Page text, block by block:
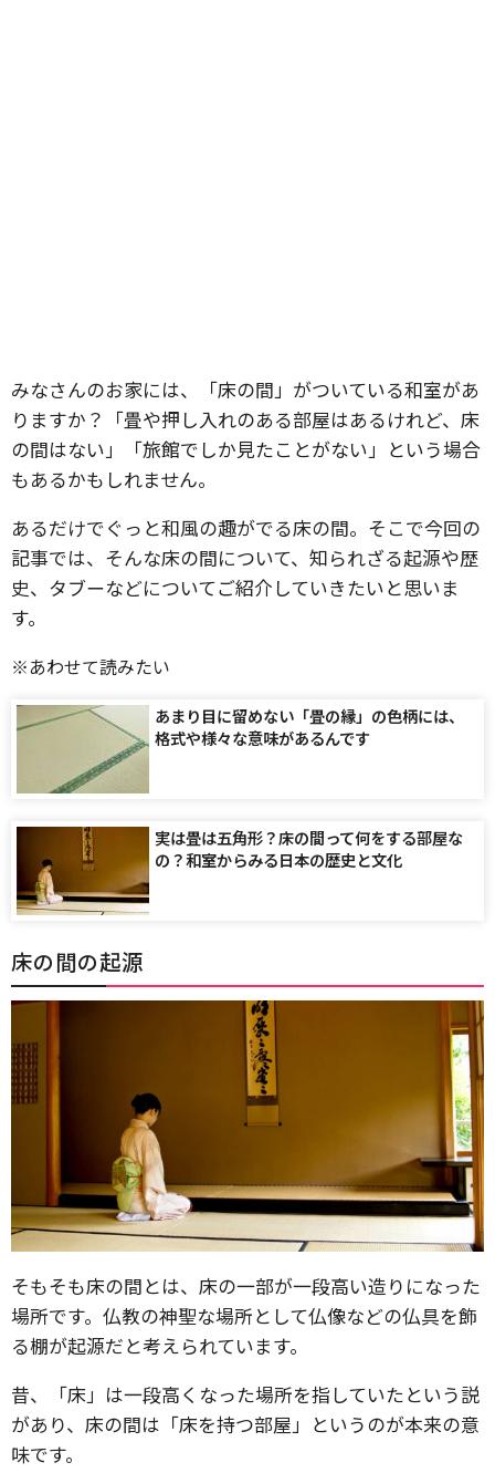
みなさんのお家には、「床の間」がついている和室があ
りますか？「畳や押し入れのある部屋はあるけれど、床
の間はない」「旅館でしか見たことがない」という場合
もあるかもしれません。
あるだけでぐっと和風の趣がでる床の間。そこで今回の
記事では、そんな床の間について、知られざる起源や歴
史、タブーなどについてご紹介していきたいと思いま
す。
※あわせて読みたい
あまり目に留めない「畳の縁」の色柄には、
格式や様々な意味があるんです
実は畳は五角形？床の間って何をする部屋な
の？和室からみる日本の歴史と文化
床の間の起源
そもそも床の間とは、床の一部が一段高い造りになった
場所です。仏教の神聖な場所として仏像などの仏具を飾
る棚が起源だと考えられています。
昔、「床」は一段高くなった場所を指していたという説
があり、床の間は「床を持つ部屋」というのが本来の意
味です。